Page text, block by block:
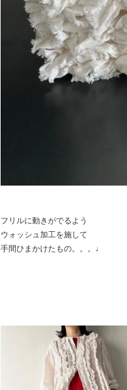
フリルに動きがでるよう
ウォッシュ加工を施して
手間ひまかけたもの。。。♩